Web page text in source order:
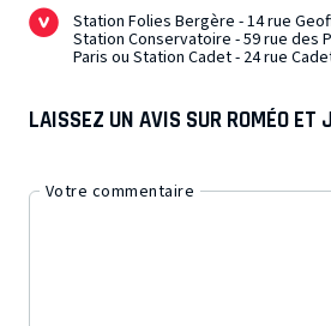
Station Folies Bergère - 14 rue
Station Conservatoire - 59 rue des
Paris ou Station Cadet - 24 rue
LAISSEZ UN AVIS SUR ROMÉO ET
Votre commentaire